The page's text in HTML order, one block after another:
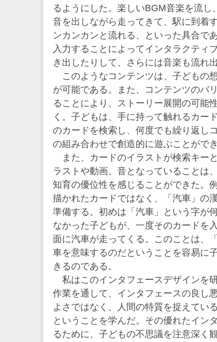
るようにした。楽しいBGM音楽を流し
音を出しながら走ってきて、駅に到着
ンカンカンと流れる、といった具合で
入力することによってインタラクティ
き出したりして、さらには音楽も流れ
このようなコンテンツは、子どもの
が可能である。また、コンテンツのバ
ることにより、ストーリー展開の可能
く。子どもは、手に持って触れるカー
のカードを検索し、何度でも繰り返し
の組み合わせで創造的に遊ぶことがで
また、カードのイラストが検索キー
ラストや動画、音となっていることは
知育の優位性を感じることができた。
描かれたカードではなく、「汽車」の
準備する。初めは「汽車」という字が
なかった子どもが、一度そのカードを
面に汽車が走ってくる。このことは、
車を意味するのだということを容易に
きるのである。
私はこのインタフェースデザインを
作業を通して、インタフェースの良し
よさではなく、人間の特質を捉えてい
ということを学んだ。その優れたイン
るために、子どもの不思議を注意深く